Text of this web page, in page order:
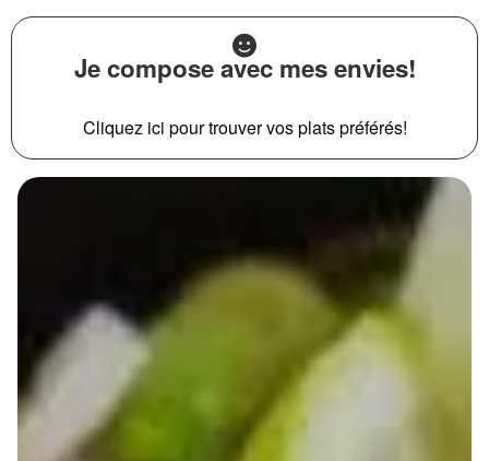
Je compose avec mes envies!
Cliquez ici pour trouver vos plats préférés!